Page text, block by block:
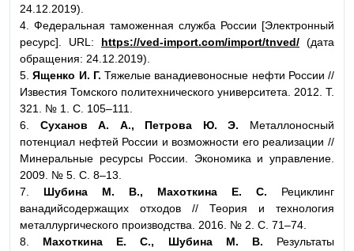
24.12.2019).
4. Федеральная таможенная служба России [Электронный
ресурс]. URL: https://ved-import.com/import/tnved/ (дата
обращения: 24.12.2019).
5.Ященко И. Г. Тяжелые ванадиевоносные нефти России //
Известия Томского политехнического университета. 2012. Т.
321. № 1. С. 105–111.
6.
Суханов А. А., Петрова Ю. Э. Металлоносный
потенциал нефтей России и возможности его реализации //
Минеральные ресурсы России. Экономика и управление.
2009. № 5. С. 8–13.
7. Шубина М. В., Махоткина Е. С. Рециклинг
ванадийсодержащих отходов // Теория и технология
металлургического производства. 2016. № 2. С. 71–74.
8. Махоткина Е. С., Шубина М. В. Результаты